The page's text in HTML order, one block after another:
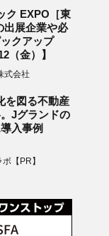
ク EXPO［東
出展企業や必
クアップ
（金）】
式会社
を図る不動産
Jグランドの
入事例
【PR】